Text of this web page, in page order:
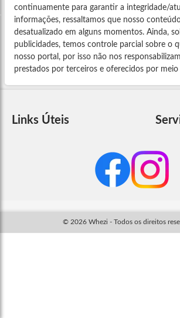
continuamente para garantir a integridade/
informações, ressaltamos que nosso
desatualizado em alguns momentos. Ainda,
publicidades, temos controle parcial sobre o
nosso portal, por isso não nos
prestados por terceiros e oferecidos por meio
Links Úteis
© 2026 Whezi - Todos os direitos